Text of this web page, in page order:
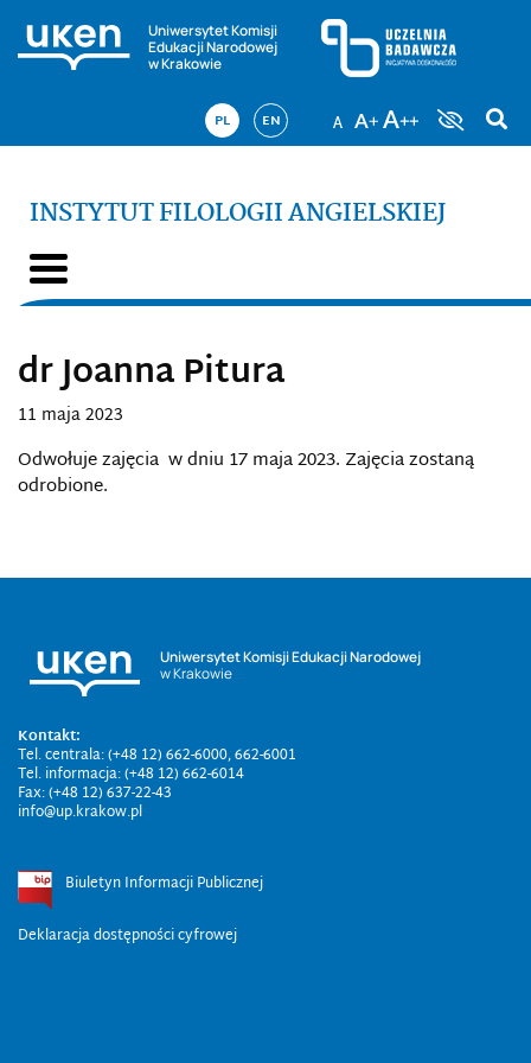
Uniwersytet Komisji
Edukacji Narodowej
w Krakowie
PL EN
INSTYTUT FILOLOGII ANGIELSKIEJ
dr Joanna Pitura
11 maja 2023
Odwołuje zajęcia w dniu 17 maja 2023. Zajęcia zostaną
odrobione.
Uniwersytet Komisji Edukacji Narodowej
w Krakowie
Kontakt:
Tel. centrala: (+48 12) 662-6000, 662-6001
Tel. informacja: (+48 12) 662-6014
Fax: (+48 12) 637-22-43
info@up.krakow.pl
Biuletyn Informacji Publicznej
Deklaracja dostępności cyfrowej